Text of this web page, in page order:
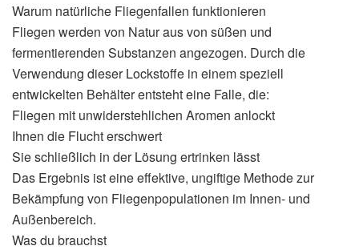
Warum natürliche Fliegenfallen funktionieren
Fliegen werden von Natur aus von süßen und
fermentierenden Substanzen angezogen. Durch die
Verwendung dieser Lockstoffe in einem speziell
entwickelten Behälter entsteht eine Falle, die:
Fliegen mit unwiderstehlichen Aromen anlockt
Ihnen die Flucht erschwert
Sie schließlich in der Lösung ertrinken lässt
Das Ergebnis ist eine effektive, ungiftige Methode zur
Bekämpfung von Fliegenpopulationen im Innen- und
Außenbereich.
Was du brauchst